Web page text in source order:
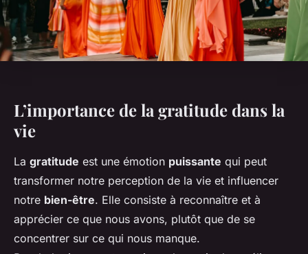
L’importance de la gratitude dans la
vie
La gratitude est une émotion puissante qui peut
transformer notre perception de la vie et influencer
notre bien-être. Elle consiste à reconnaître et à
apprécier ce que nous avons, plutôt que de se
concentrer sur ce qui nous manque.